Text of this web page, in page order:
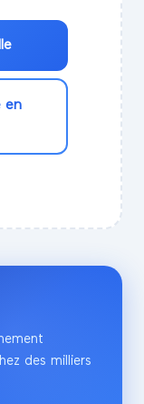
en
des milliers